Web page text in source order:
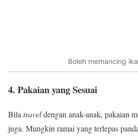
Boleh memancing
4. Pakaian yang Sesuai
Bila traveldengan anak-anak, pakaian
juga. Mungkin ramai yang terlepas